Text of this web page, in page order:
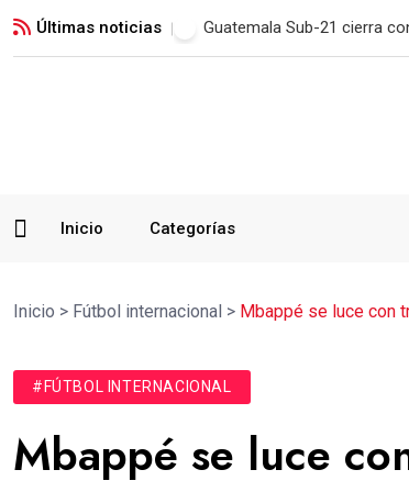
Últimas noticias Municipal remonta en San
Inicio Categorías
Inicio > Fútbol internacional > Mbappé se luce con
#FÚTBOL INTERNACIONAL
Mbappé se luce